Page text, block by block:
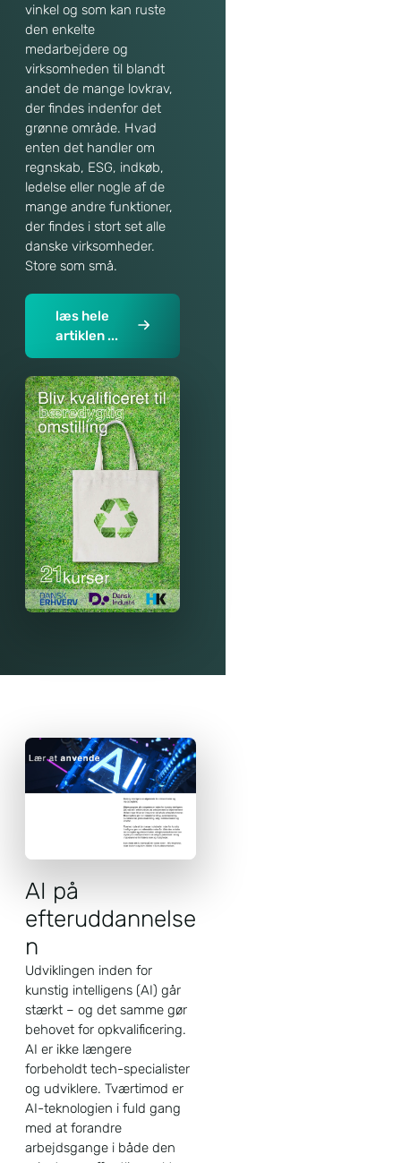
vinkel og som kan ruste
den enkelte
medarbejdere og
virksomheden til blandt
andet de mange lovkrav,
der findes indenfor det
grønne område. Hvad
enten det handler om
regnskab, ESG, indkøb,
ledelse eller nogle af de
mange andre funktioner,
der findes i stort set alle
danske virksomheder.
Store som små.
læs hele
artiklen ...
AI på
efteruddannelse
n
Udviklingen inden for
kunstig intelligens (AI) går
stærkt – og det samme gør
behovet for opkvalificering.
AI er ikke længere
forbeholdt tech-specialister
og udviklere. Tværtimod er
AI-teknologien i fuld gang
med at forandre
arbejdsgange i både den